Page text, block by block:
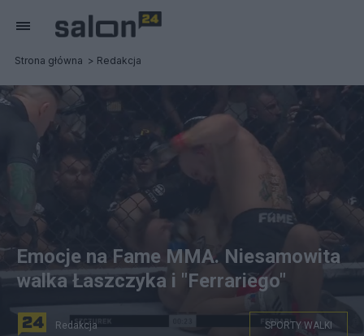
Strona główna Redakcja
Emocje na Fame MMA. Niesamowita
walka Łaszczyka i "Ferrariego"
Redakcja SPORTY WALKI